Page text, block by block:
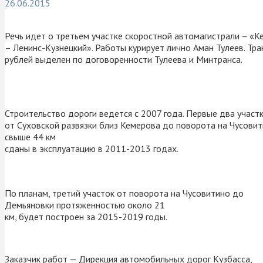
26.06.2015
Речь идет о третьем участке скоростной автомагистрали –
– Ленинс-Кузнецкий». Работы курирует лично Аман Тулеев.
рублей выделен по договоренности Тулеева и Минтранса.
Строительство дороги ведется с 2007 года. Первые два
от Суховской развязки близ Кемерова до поворота на
свыше 44 км
сданы в эксплуатацию в 2011-2013 годах.
По планам, третий участок от поворота на Чусовитино до
Демьяновки протяженностью около 21
км, будет построен за 2015-2019 годы.
Заказчик работ — Дирекция автомобильных дорог Кузбасса,